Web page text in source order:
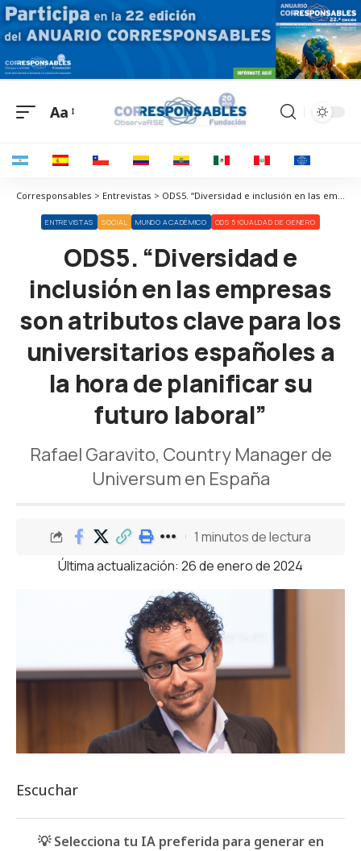
Aa
Corresponsables > Entrevistas > ODS5. “Diversidad e inclusión en las empresas son atributos clave para los universitarios españoles a la hora de planificar su futuro laboral”
ENTREVISTAS SOCIAL MUNDO ACADÉMICO ODS 5 IGUALDAD DE GÉNERO
ODS5. “Diversidad e
inclusión en las empresas
son atributos clave para los
universitarios españoles a
la hora de planificar su
futuro laboral”
Rafael Garavito, Country Manager de
Universum en España
Última actualización: 26 de enero de 2024
1 minutos de lectura
Escuchar
💡 Selecciona tu IA preferida para generar en